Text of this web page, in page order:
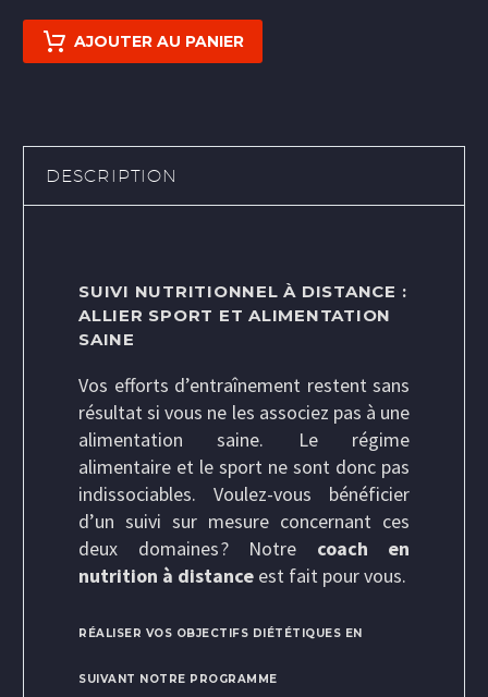
AJOUTER AU PANIER
DESCRIPTION
SUIVI NUTRITIONNEL À DISTANCE :
ALLIER SPORT ET ALIMENTATION
SAINE
Vos efforts d’entraînement restent sans
résultat si vous ne les associez pas à une
alimentation saine. Le régime
alimentaire et le sport ne sont donc pas
indissociables. Voulez-vous bénéficier
d’un suivi sur mesure concernant ces
deux domaines ? Notre coach en
nutrition à distance est fait pour vous.
RÉALISER VOS OBJECTIFS DIÉTÉTIQUES EN
SUIVANT NOTRE PROGRAMME